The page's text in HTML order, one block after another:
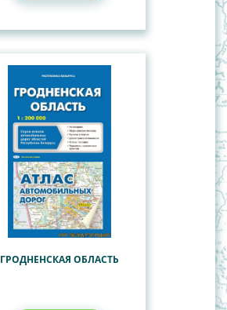
ГРОДНЕНСКАЯ ОБЛАСТЬ